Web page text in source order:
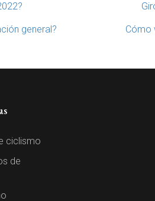
general? Cómo
ciclismo
de